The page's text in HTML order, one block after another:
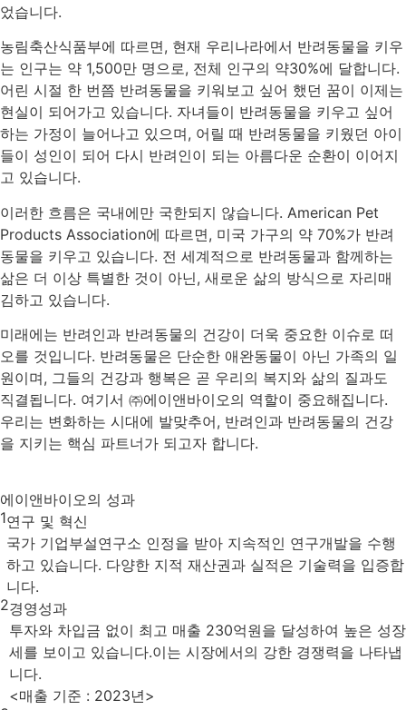
었습니다.
농림축산식품부에 따르면, 현재 우리나라에서 반려동물을 키우
는 인구는 약 1,500만 명으로, 전체 인구의 약30%에 달합니다.
어린 시절 한 번쯤 반려동물을 키워보고 싶어 했던 꿈이 이제는
현실이 되어가고 있습니다. 자녀들이 반려동물을 키우고 싶어
하는 가정이 늘어나고 있으며, 어릴 때 반려동물을 키웠던 아이
들이 성인이 되어 다시 반려인이 되는 아름다운 순환이 이어지
고 있습니다.
이러한 흐름은 국내에만 국한되지 않습니다. American Pet
Products Association에 따르면, 미국 가구의 약 70%가 반려
동물을 키우고 있습니다. 전 세계적으로 반려동물과 함께하는
삶은 더 이상 특별한 것이 아닌, 새로운 삶의 방식으로 자리매
김하고 있습니다.
미래에는 반려인과 반려동물의 건강이 더욱 중요한 이슈로 떠
오를 것입니다. 반려동물은 단순한 애완동물이 아닌 가족의 일
원이며, 그들의 건강과 행복은 곧 우리의 복지와 삶의 질과도
직결됩니다. 여기서 ㈜에이앤바이오의 역할이 중요해집니다.
우리는 변화하는 시대에 발맞추어, 반려인과 반려동물의 건강
을 지키는 핵심 파트너가 되고자 합니다.
에이앤바이오의 성과
1연구 및 혁신
국가 기업부설연구소 인정을 받아 지속적인 연구개발을 수행
하고 있습니다. 다양한 지적 재산권과 실적은 기술력을 입증합
니다.
2경영성과
투자와 차입금 없이 최고 매출 230억원을 달성하여 높은 성장
세를 보이고 있습니다.이는 시장에서의 강한 경쟁력을 나타냅
니다.
<매출 기준 : 2023년>